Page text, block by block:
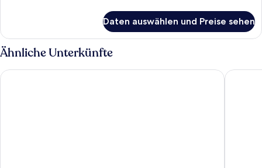
Studio
Cabin
Daten auswählen und Preise sehen
Ähnliche Unterkünfte
Mid City Motor Inn Comfort